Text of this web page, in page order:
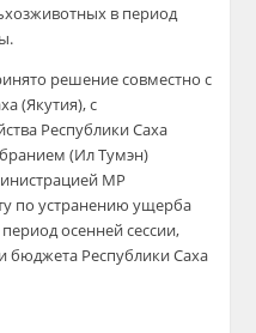
в период
решение совместно с
(Якутия), с
Республики Саха
(Ил Тумэн)
МР
по устранению ущерба
осенней сессии,
бюджета Республики Саха